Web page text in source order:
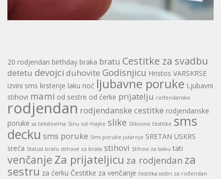
20 rodjendan birthday braka bratu Cestitke za svadbu
detetu devojci duhovite Godisnjicu Hristos VARSKRSE
izvini sms krstenje laku noć ljubavne poruke Ljubavni
stihovi mami od sestre od ćerke prijatelju ređendanske
rodjendan rodjendanske cestitke rodjendanske
poruke sa tekstovima Sinu od majke slike Slikovne čestitke sms
decku sms poruke Sms poruke jutarnje SRETAN USKRS
sreća Statusi bratu stihove za brata stihovi Stihovi za baku tati
venčanje Za prijateljicu za rodjendan za
sestru za ćerku Čestitke za venčanje čestitka sestri za rođendan